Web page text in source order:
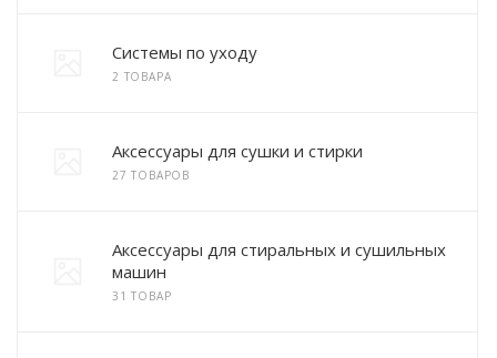
Системы по уходу
2 ТОВАРА
Аксессуары для сушки и стирки
27 ТОВАРОВ
Аксессуары для стиральных и сушильных
машин
31 ТОВАР